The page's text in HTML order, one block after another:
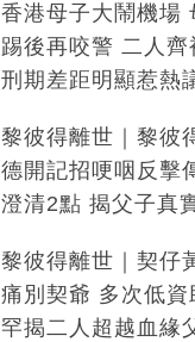
香港母子大鬧機場
踢後再咬警 二人齊
刑期差距明顯惹熱
黎彼得離世｜黎彼
德開記招哽咽反擊
澄清2點 揭父子真
黎彼得離世｜契仔
痛別契爺 多次低資
罕揭二人超越血緣